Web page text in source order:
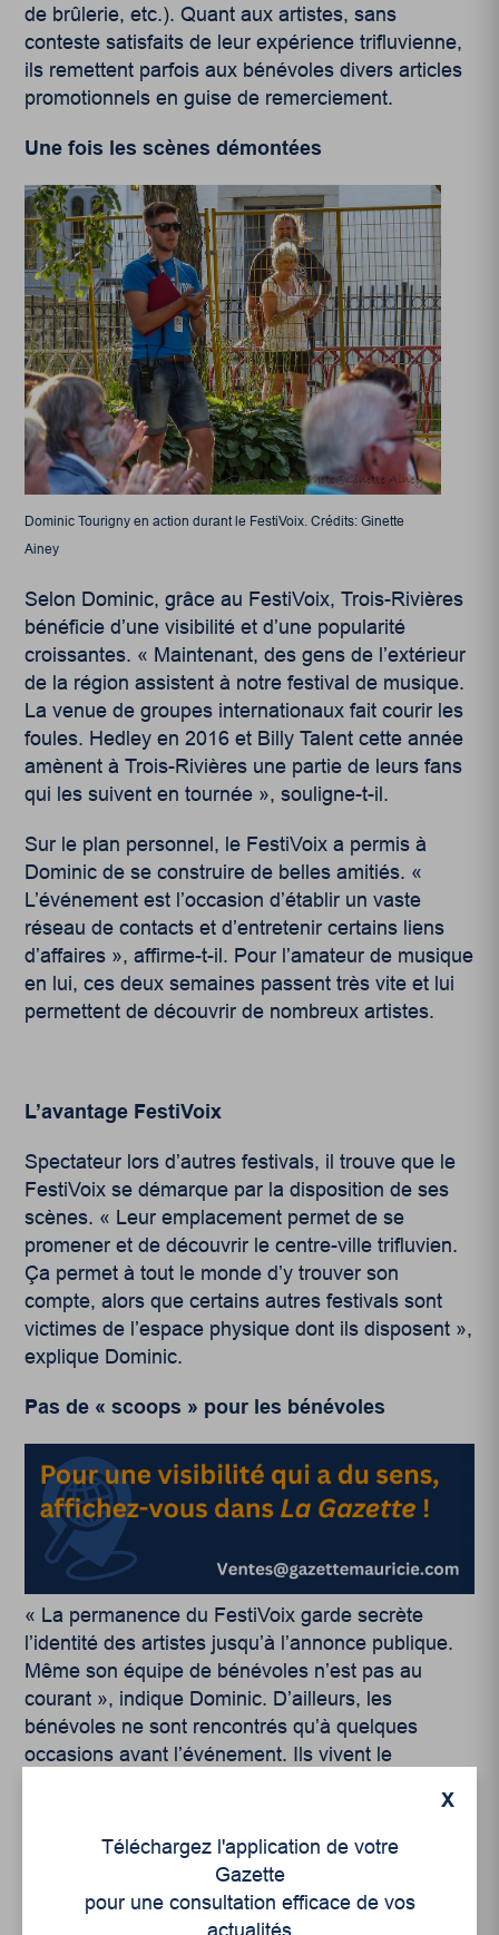
de brûlerie, etc.). Quant aux artistes, sans
conteste satisfaits de leur expérience trifluvienne,
ils remettent parfois aux bénévoles divers articles
promotionnels en guise de remerciement.
Une fois les scènes démontées
Dominic Tourigny en action durant le FestiVoix. Crédits: Ginette
Ainey
Selon Dominic, grâce au FestiVoix, Trois-Rivières
bénéficie d’une visibilité et d’une popularité
croissantes. « Maintenant, des gens de l’extérieur
de la région assistent à notre festival de musique.
La venue de groupes internationaux fait courir les
foules. Hedley en 2016 et Billy Talent cette année
amènent à Trois-Rivières une partie de leurs fans
qui les suivent en tournée », souligne-t-il.
Sur le plan personnel, le FestiVoix a permis à
Dominic de se construire de belles amitiés. «
L’événement est l’occasion d’établir un vaste
réseau de contacts et d’entretenir certains liens
d’affaires », affirme-t-il. Pour l’amateur de musique
en lui, ces deux semaines passent très vite et lui
permettent de découvrir de nombreux artistes.
L’avantage FestiVoix
Spectateur lors d’autres festivals, il trouve que le
FestiVoix se démarque par la disposition de ses
scènes. « Leur emplacement permet de se
promener et de découvrir le centre-ville trifluvien.
Ça permet à tout le monde d’y trouver son
compte, alors que certains autres festivals sont
victimes de l’espace physique dont ils disposent »,
explique Dominic.
Pas de « scoops » pour les bénévoles
« La permanence du FestiVoix garde secrète
l’identité des artistes jusqu’à l’annonce publique.
Même son équipe de bénévoles n’est pas au
courant », indique Dominic. D’ailleurs, les
bénévoles ne sont rencontrés qu’à quelques
occasions avant l’événement. Ils vivent le
The Franklin Electric etAntoine Corriveau
Yann Perreau,Louis-Jean Cormier
2Frèreset Valaire.
X
Téléchargez l'application de votre
Gazette
pour une consultation efficace de vos
actualités